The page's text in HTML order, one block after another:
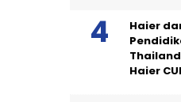
Haier
Thailand
Haier